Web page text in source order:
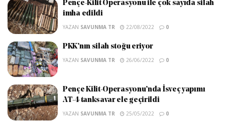
Pençe-Kilit Operasyonu ile çok sayıda silah
imha edildi
YAZAN SAVUNMA TR 22/08/2022 0
PKK’nın silah stoğu eriyor
YAZAN SAVUNMA TR 26/06/2022 0
Pençe Kilit-Operasyonu’nda İsveç yapımı
AT-4 tanksavar ele geçirildi
YAZAN SAVUNMA TR 25/05/2022 0